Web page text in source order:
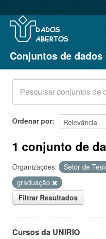
Conjuntos de dados
Organizações
Grupos
Sobre
Conjuntos de dados
Ordenar por
1 conjunto de
Organizações: Setor de
graduação
Filtrar Resultados
Cursos da UNIRIO